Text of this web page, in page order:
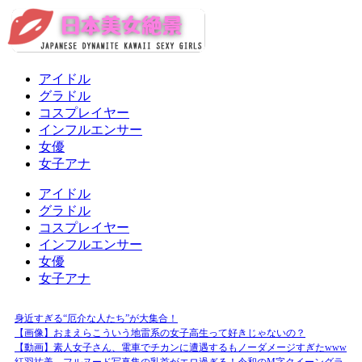
アイドル
グラドル
コスプレイヤー
インフルエンサー
女優
女子アナ
アイドル
グラドル
コスプレイヤー
インフルエンサー
女優
女子アナ
身近すぎる“厄介な人たち”が大集合！
【画像】おまえらこういう地雷系の女子高生って好きじゃないの？
【動画】素人女子さん、電車でチカンに遭遇するもノーダメージすぎたwww